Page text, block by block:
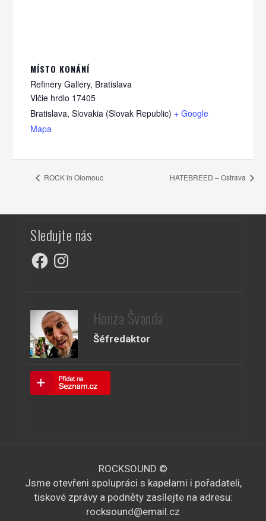
MÍSTO KONÁNÍ
Refinery Gallery, Bratislava
Vlčie hrdlo 17405
Bratislava, Slovakia (Slovak Republic) + Google
Mapa
ROCK in Olomouc HATEBREED – Ostrava
Sledujte nás
FacebookInstagram
Honza Švanda
Šéfredaktor
ROCKSOUND ©
Jsme otevřeni spolupráci s kapelami i pořadateli,
tiskové zprávy a podněty zasílejte na adresu:
rocksound@email.cz